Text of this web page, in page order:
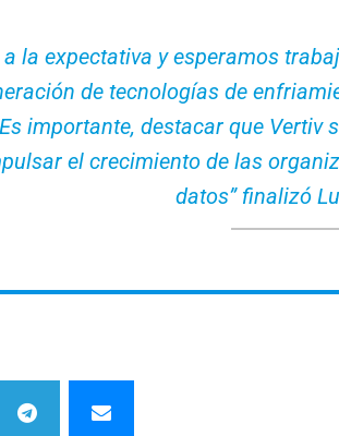
a la expectativa y esperamos
de tecnologías de
importante, destacar que Vertiv
el crecimiento de las
datos” finalizó